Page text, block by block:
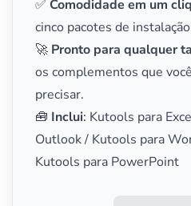
✅ Comodidade em um
cinco pacotes de
🚀 Pronto para qualquer
os complementos que
precisar.
🧰 Inclui: Kutools para
Outlook / Kutools para
Kutools para PowerPoint